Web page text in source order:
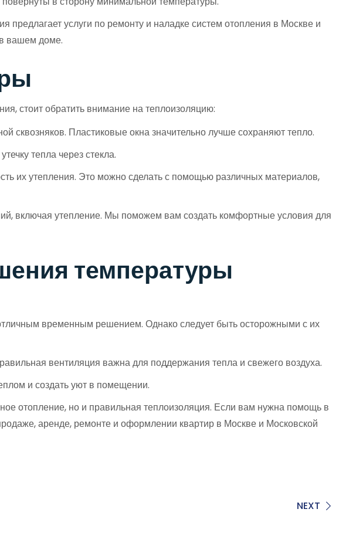
услуги по ремонту и наладке систем отопления в Москве и
вашем доме.
стоит обратить внимание на теплоизоляцию:
сквозняков. Пластиковые окна значительно лучше сохраняют тепло.
тепла через стекла.
их утепления. Это можно сделать с помощью различных материалов,
включая утепление. Мы поможем вам создать комфортные условия для
температуры
временным решением. Однако следует быть осторожными с их
вентиляция важна для поддержания тепла и свежего воздуха.
и создать уют в помещении.
отопление, но и правильная теплоизоляция. Если вам нужна помощь в
аренде, ремонте и оформлении квартир в Москве и Московской
NEXT